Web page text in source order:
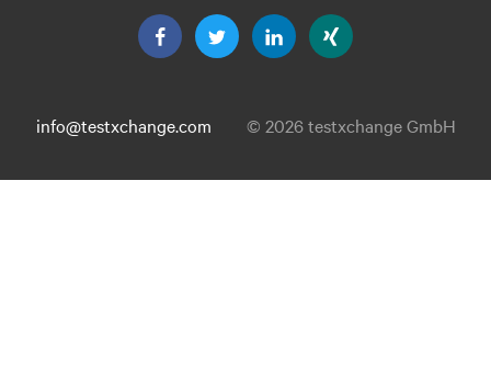
info@testxchange.com © 2026 testxchange GmbH